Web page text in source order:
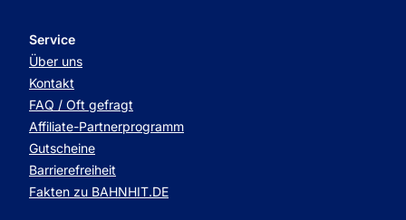
Service
Über uns
Kontakt
FAQ / Oft gefragt
Affiliate-Partnerprogramm
Gutscheine
Barrierefreiheit
Fakten zu BAHNHIT.DE